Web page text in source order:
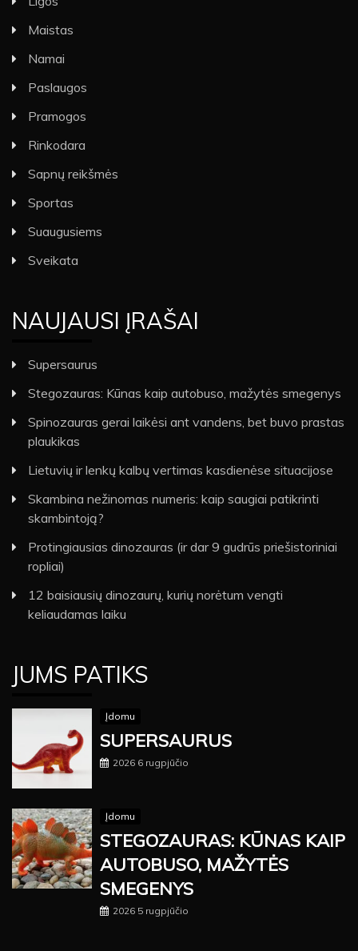
Maistas
Namai
Paslaugos
Pramogos
Rinkodara
Sapnų reikšmės
Sportas
Suaugusiems
Sveikata
NAUJAUSI ĮRAŠAI
Supersaurus
Stegozauras: Kūnas kaip autobuso, mažytės smegenys
Spinozauras gerai laikėsi ant vandens, bet buvo prastas
plaukikas
Lietuvių ir lenkų kalbų vertimas kasdienėse situacijose
Skambina nežinomas numeris: kaip saugiai patikrinti
skambintoją?
Protingiausias dinozauras (ir dar 9 gudrūs priešistoriniai
ropliai)
12 baisiausių dinozaurų, kurių norėtum vengti
keliaudamas laiku
JUMS PATIKS
Įdomu
SUPERSAURUS
2026 6 rugpjūčio
Įdomu
STEGOZAURAS: KŪNAS KAIP
AUTOBUSO, MAŽYTĖS
SMEGENYS
2026 5 rugpjūčio